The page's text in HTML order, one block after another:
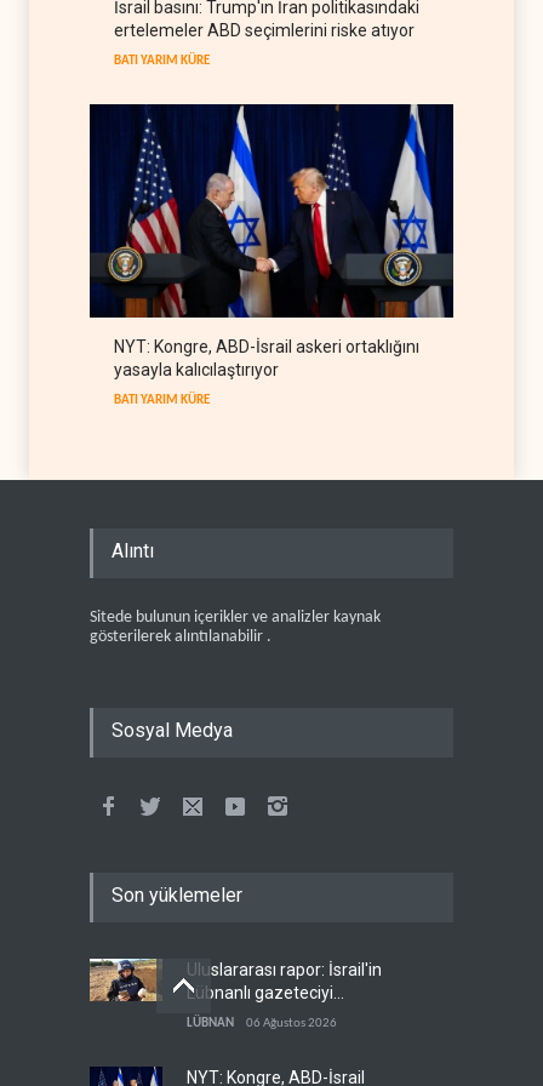
Trump ile Hegseth'i karşı
karşıya getirdi
İsrail basını: Trump'ın İran politikasındaki
ertelemeler ABD seçimlerini riske atıyor
BATI YARIM KÜRE
NYT: Kongre, ABD-İsrail askeri ortaklığını
yasayla kalıcılaştırıyor
BATI YARIM KÜRE
Alıntı
Sitede bulunun içerikler ve analizler kaynak
gösterilerek alıntılanabilir .
Sosyal Medya
Son yüklemeler
Uluslararası rapor: İsrail'in
Lübnanlı gazeteciyi
öldürmesi savaş suçu
LÜBNAN 06 Ağustos 2026
NYT: Kongre, ABD-İsrail